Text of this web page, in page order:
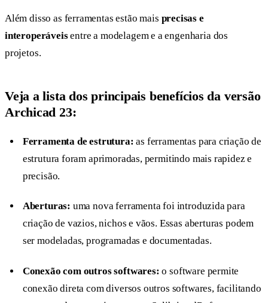
Além disso as ferramentas estão mais precisas e
interoperáveisentre a modelagem e a engenharia dos
projetos.
Veja a lista dos principais benefícios da versão
Archicad 23:
Ferramenta de estrutura: as ferramentas para criação de
estrutura foram aprimoradas, permitindo mais rapidez e
precisão.
Aberturas: uma nova ferramenta foi introduzida para
criação de vazios, nichos e vãos. Essas aberturas podem
ser modeladas, programadas e documentadas.
Conexão com outros softwares:o software permite
conexão direta com diversos outros softwares, facilitando